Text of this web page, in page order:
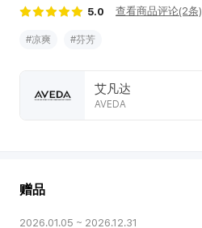
5.0 查看商品评论(2条)
#凉爽 #芬芳
艾凡达
AVEDA
税
赠品
2026.01.05 ~ 2026.12.31